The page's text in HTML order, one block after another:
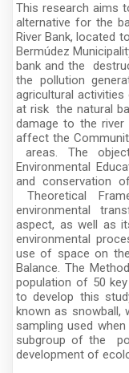
This research aims
alternative for the
River Bank, located
Bermúdez
bank and the
the pollution
agricultural
at risk the natural
damage to the
affect the
areas. The
Environmental
and conservation
Theoretical
environmental
aspect, as well as
environmental
use of space on
Balance. The
population of 50
to develop this
known as snowball,
sampling used
subgroup of the
development of